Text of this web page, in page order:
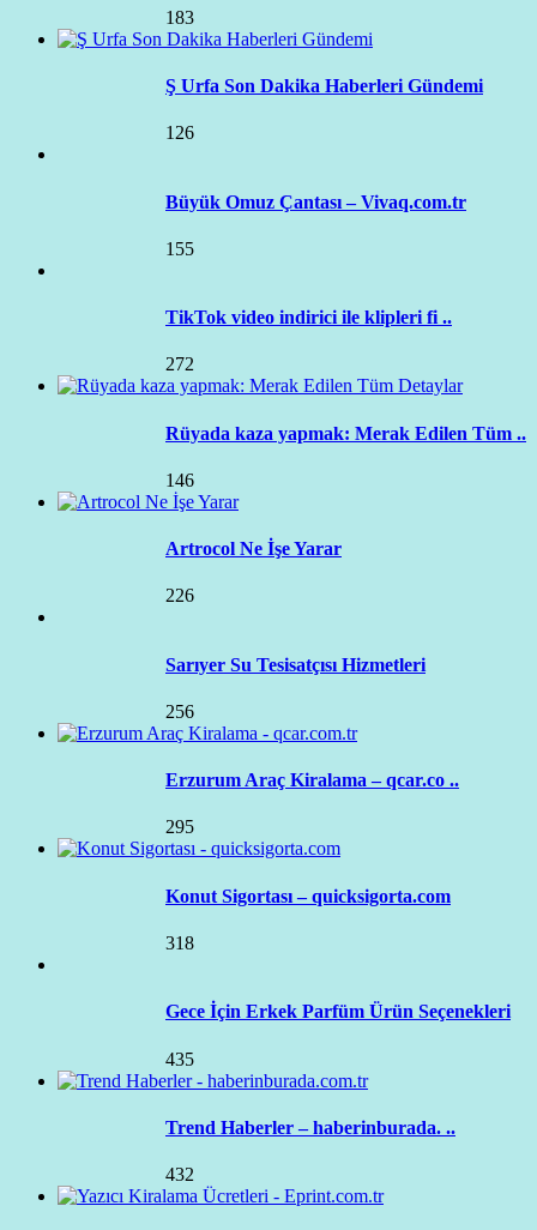
183
Ş Urfa Son Dakika Haberleri Gündemi
126
Büyük Omuz Çantası – Vivaq.com.tr
155
TikTok video indirici ile klipleri fi ..
272
Rüyada kaza yapmak: Merak Edilen Tüm ..
146
Artrocol Ne İşe Yarar
226
Sarıyer Su Tesisatçısı Hizmetleri
256
Erzurum Araç Kiralama – qcar.co ..
295
Konut Sigortası – quicksigorta.com
318
Gece İçin Erkek Parfüm Ürün Seçenekleri
435
Trend Haberler – haberinburada. ..
432